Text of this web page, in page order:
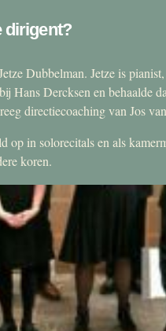
dirigent?
Dubbelman. Jetze is
Hans Dercksen en behaalde
directiecoaching van Jos
op in solorecitals en als
koren.